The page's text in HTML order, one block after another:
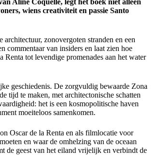
wiens creativiteit en passie Santo
zonovergoten stranden en een
van insiders en laat zien hoe
Renta tot levendige promenades aan het water
geschiedenis. De zorgvuldig bewaarde Zona
tijd te maken, met architectonische schatten
het is een kosmopolitische haven
moeiteloos samenkomen.
Oscar de la Renta en als filmlocatie voor
en waar de omhelzing van de oceaan
de geest van het eiland vrijelijk en verbindt de